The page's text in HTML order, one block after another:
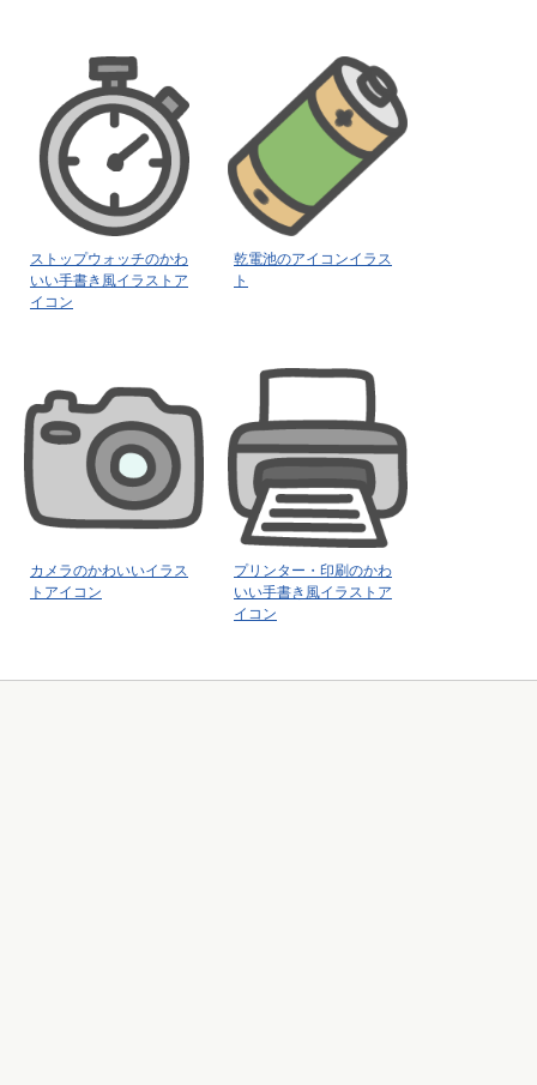
ストップウォッチのかわ
いい手書き風イラストア
イコン
乾電池のアイコンイラス
ト
カメラのかわいいイラス
トアイコン
プリンター・印刷のかわ
いい手書き風イラストア
イコン